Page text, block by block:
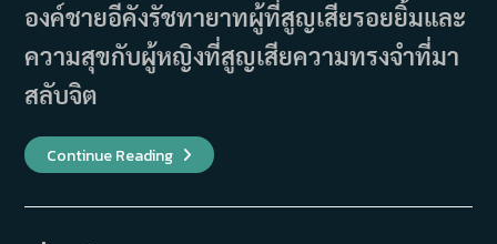
องค์ชายอีคังรัชทายาทผู้ที่สูญเสียรอยยิ้มและ
ความสุขกับผู้หญิงที่สูญเสียความทรงจำที่มา
สลับจิต
Continue Readingเรื่อง
ย่อ